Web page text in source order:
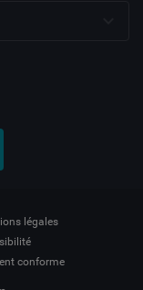
légales
conforme